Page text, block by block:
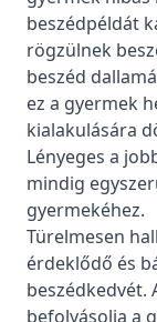
beszédpéldát
rögzülnek
beszéd
ez a gyermek
kialakulására
Lényeges a
mindig
gyermekéhez.
Türelmesen
érdeklődő és
beszédkedvét.
befolyásolja a